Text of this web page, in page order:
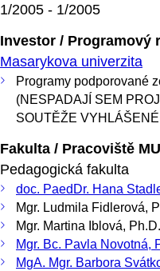
1/2005 - 1/2005
Investor / Programový
Masarykova univerzita
Programy podporované
(NESPADAJÍ SEM
SOUTĚŽE
Fakulta / Pracoviště MU
Pedagogická fakulta
doc. PaedDr. Hana
Mgr. Ludmila Fidlerová,
Mgr. Martina Iblová, Ph.D.
Mgr. Bc. Pavla Novotná,
MgA. Mgr. Barbora